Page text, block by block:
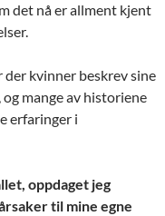
det nå er allment kjent
kvinner beskrev sine
mange av historiene
erfaringer i
oppdaget jeg
til mine egne